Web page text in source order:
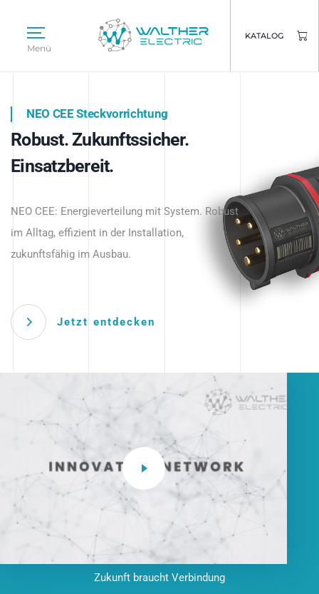
Menü
KATALOG
Intelligente Stromverteilung
beginnt hier.
NEO CEE Steckvorrichtung
Robust. Zukunftssicher.
Einsatzbereit.
NEO CEE: Energieverteilung mit System. Robust
im Alltag, effizient in der Installation,
zukunftsfähig im Ausbau.
Jetzt entdecken
Intelligenz trifft Energie.
Anwendungen – robust, IP-geschützt und
zukunftsfähig.
Zukunft braucht Verbindung